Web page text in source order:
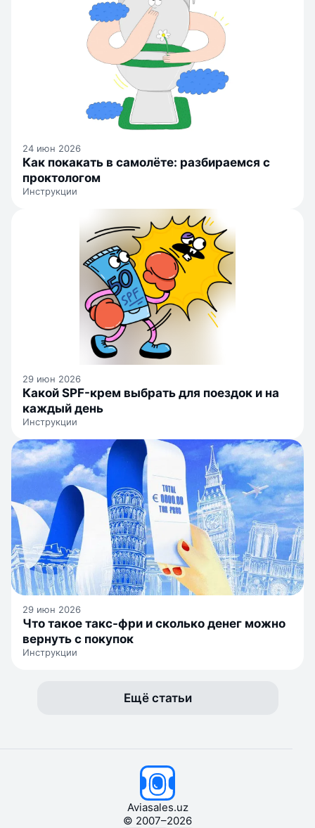
24 июн 2026
Как покакать в самолёте: разбираемся с
проктологом
Инструкции
29 июн 2026
Какой SPF-крем выбрать для поездок и на
каждый день
Инструкции
29 июн 2026
Что такое такс-фри и сколько денег можно
вернуть с покупок
Инструкции
Ещё статьи
Aviasales.uz
© 2007–2026